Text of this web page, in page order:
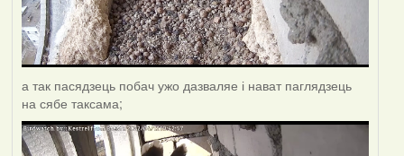
а так пасядзець побач ужо дазваляе і нават паглядзець
на сябе таксама;